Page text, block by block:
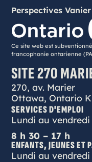
Perspectives Vanier
Ce site web est
francophonie ontarienne
SITE 270
270, av. Marier
Ottawa, Ontario
SERVICES D'EMPLOI
Lundi au vendredi
8 h 30 – 17 h
ENFANTS, JEUNES ET
Lundi au vendredi